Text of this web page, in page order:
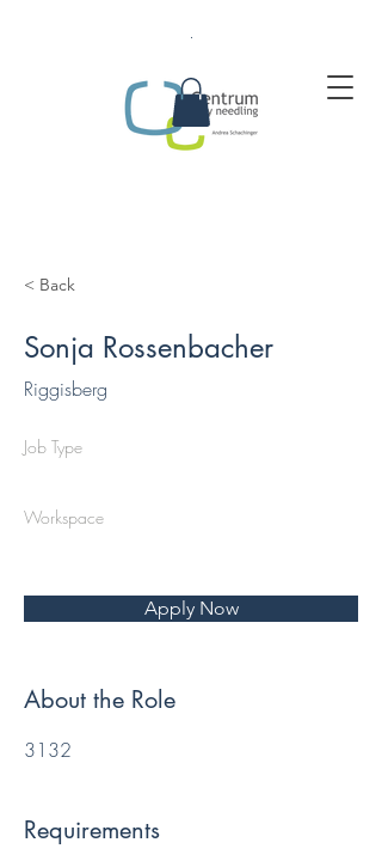
.
< Back
Sonja Rossenbacher
Riggisberg
Job Type
Workspace
Apply Now
About the Role
3132
Requirements